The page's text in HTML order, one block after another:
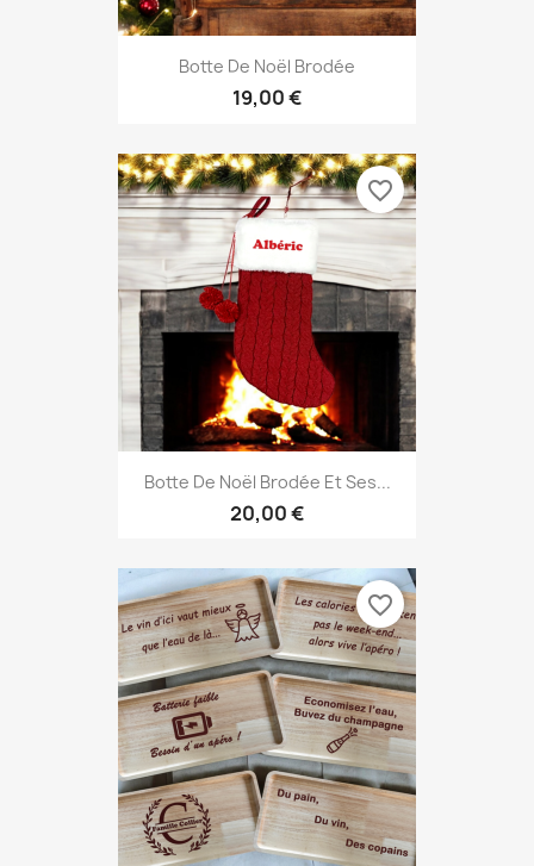
Botte De Noël Brodée
19,00 €
Botte De Noël Brodée Et Ses...
20,00 €
favorite_border
favorite_border